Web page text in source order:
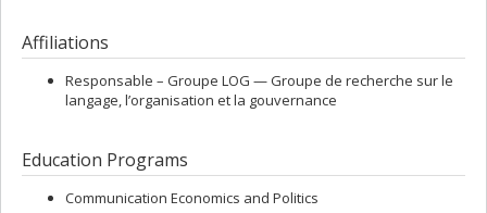
Affiliations
Responsable – Groupe LOG — Groupe de recherche sur le
langage, l’organisation et la gouvernance
Education Programs
Communication Economics and Politics